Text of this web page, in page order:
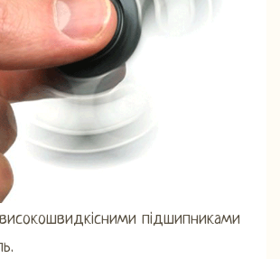
підшипниками